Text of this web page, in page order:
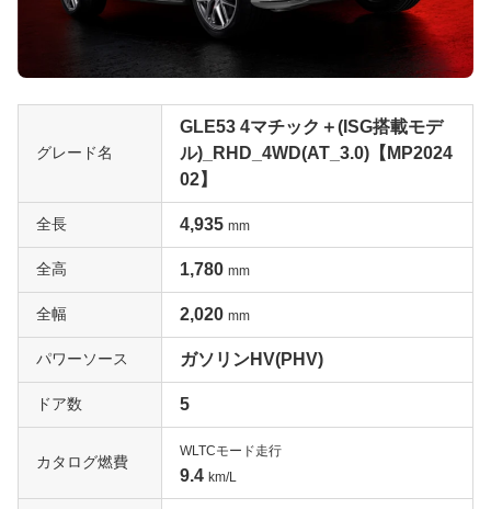
グレード名
GLE53 4マチック＋(ISG搭載モデ
ル)_RHD_4WD(AT_3.0)【MP2024
02】
全長 4,935 mm
全高 1,780 mm
全幅 2,020 mm
パワーソース ガソリンHV(PHV)
ドア数 5
カタログ燃費
WLTCモード走行
9.4 km/L